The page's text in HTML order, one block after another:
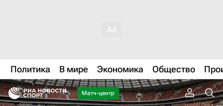
Политика В мире Экономика Общество
Матч-центр